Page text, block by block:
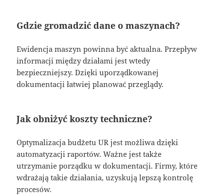
Gdzie gromadzić dane o maszynach?
Ewidencja maszyn powinna być aktualna. Przepływ
informacji między działami jest wtedy
bezpieczniejszy. Dzięki uporządkowanej
dokumentacji łatwiej planować przeglądy.
Jak obniżyć koszty techniczne?
Optymalizacja budżetu UR jest możliwa dzięki
automatyzacji raportów. Ważne jest także
utrzymanie porządku w dokumentacji. Firmy, które
wdrażają takie działania, uzyskują lepszą kontrolę
procesów.